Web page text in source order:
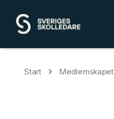
Start Medlemskapet